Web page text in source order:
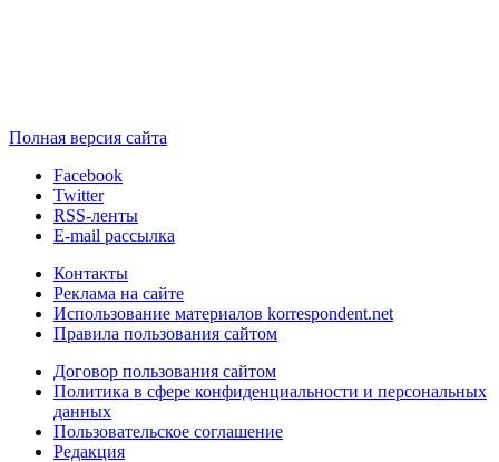
Полная версия сайта
Facebook
Twitter
RSS-ленты
E-mail рассылка
Контакты
Реклама на сайте
Использование материалов korrespondent.net
Правила пользования сайтом
Договор пользования сайтом
Политика в сфере конфиденциальности и персональных
данных
Пользовательское соглашение
Редакция